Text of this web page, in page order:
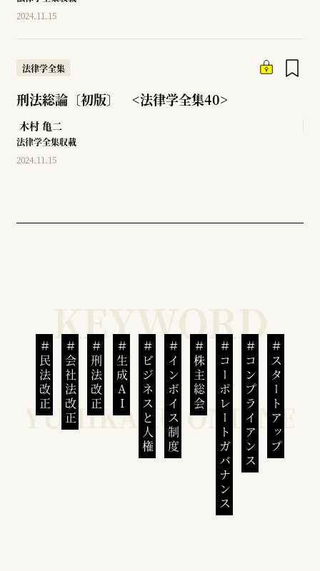
2024.11.15
法律学全集
刑法総論〔初版〕 <法律学全集40>
木村 亀二
法律学全集収載
2024.11.15
民法改正 会社法改正 刑法改正 生成AI ビジネスと人権インボイス制度 株主総会 コーポレートガバナンスコンプライアンススタートアップ